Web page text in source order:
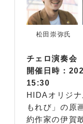
松田崇弥氏
チェロ演奏会
開催日時：
15:30
HIDAオリジ
もれび」の原
約作家の伊賀